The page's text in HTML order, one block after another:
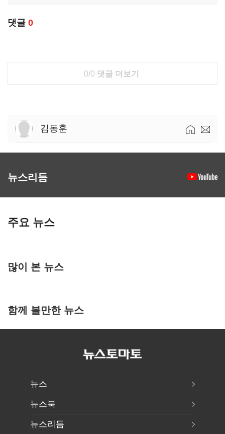
댓글 0
0/0 댓글 더보기
김동훈
뉴스리듬
주요 뉴스
많이 본 뉴스
함께 볼만한 뉴스
뉴스
뉴스북
뉴스리듬